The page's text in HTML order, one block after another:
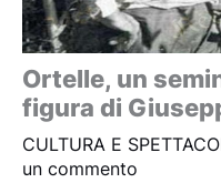
Ortelle, un
figura di
CULTURA E
un commento